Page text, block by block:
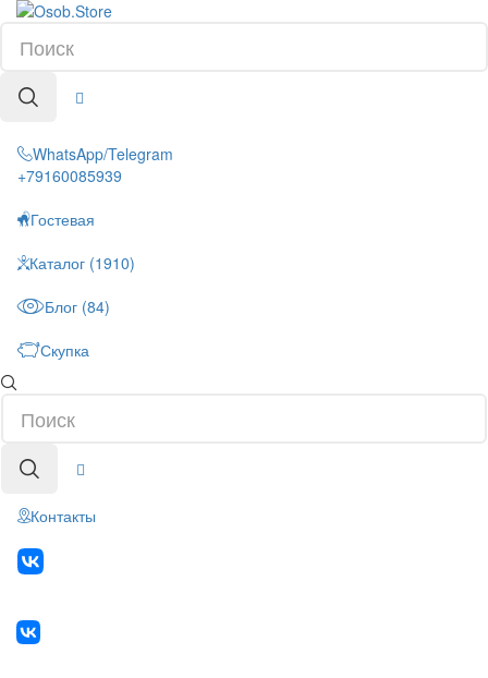
WhatsApp/Telegram
+79160085939
Гостевая
Каталог (1910)
Блог (84)
Скупка
Контакты